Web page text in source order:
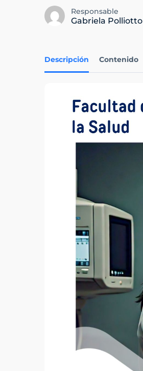
Responsable
Gabriela Polliotto
Descripción Contenido